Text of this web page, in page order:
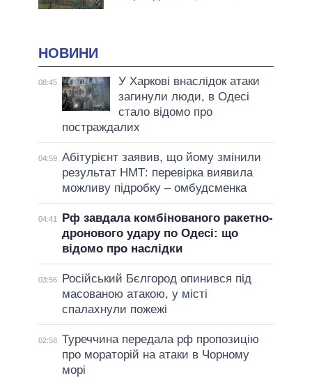
НОВИНИ
08:45
У Харкові внаслідок атаки
загинули люди, в Одесі
стало відомо про
постраждалих
04:59 Абітурієнт заявив, що йому змінили
результат НМТ: перевірка виявила
можливу підробку – омбудсменка
04:41
Рф завдала комбінованого ракетно-
дронового удару по Одесі: що
відомо про наслідки
03:56
Російський Бєлгород опинився під
масованою атакою, у місті
спалахнули пожежі
02:58 Туреччина передала рф пропозицію
про мораторій на атаки в Чорному
морі